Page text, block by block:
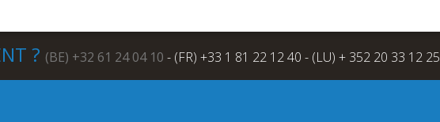
? (BE) +32 61 24 04 10 - (FR) +33 1 81 22 12 40 - (LU) + 352 20 33 12 25